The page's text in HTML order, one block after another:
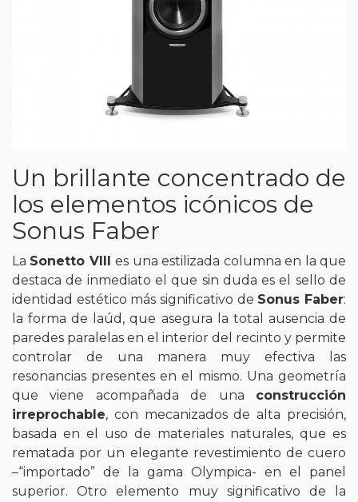
Un brillante concentrado de
los elementos icónicos de
Sonus Faber
La Sonetto VIIIes una estilizada columna en la que
destaca de inmediato el que sin duda es el sello de
identidad estético más significativo de Sonus Faber:
la forma de laúd, que asegura la total ausencia de
paredes paralelas en el interior del recinto y permite
controlar de una manera muy efectiva las
resonancias presentes en el mismo. Una geometría
que viene acompañada de una construcción
irreprochable, con mecanizados de alta precisión,
basada en el uso de materiales naturales, que es
rematada por un elegante revestimiento de cuero
–“importado” de la gama Olympica- en el panel
superior. Otro elemento muy significativo de la